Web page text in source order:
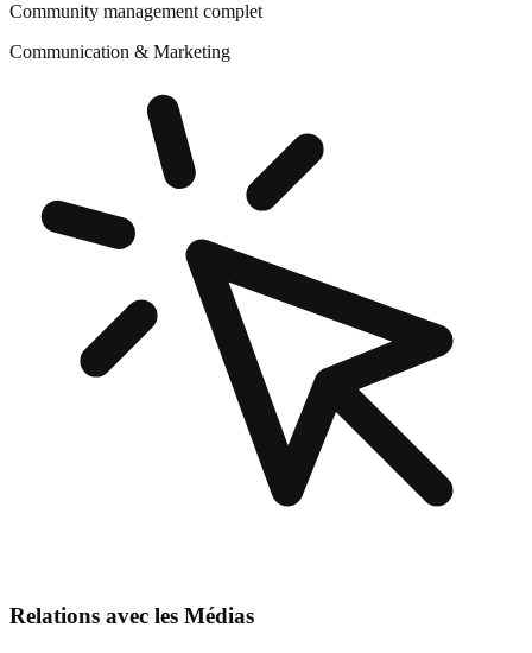
Community management complet
Communication & Marketing
Relations avec les Médias